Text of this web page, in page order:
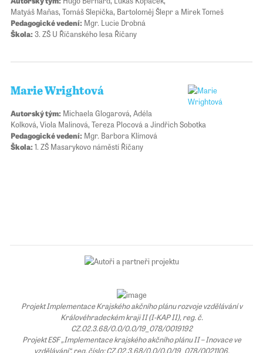
Matyáš Maňas, Tomáš Slepička, Bartoloměj Šlepr a Mirek Tomeš
Pedagogické vedení: Mgr. Lucie Drobná
Škola:3. ZŠ U Říčanského lesa Říčany
Marie Wrightová
Autorský tým: Michaela Glogarová, Adéla
Kolková, Viola Malinová, Tereza Plocová a Jindřich Sobotka
Pedagogické vedení: Mgr. Barbora Klímová
Škola:1. ZŠ Masarykovo náměstí Říčany
Projekt Implementace Krajského akčního plánu rozvoje vzdělávání v
Královéhradeckém kraji II (I-KAP II), reg. č.
CZ.02.3.68/0.0/0.0/19_078/0019192
Projekt ESF „Implementace krajského akčního plánu II – Inovace ve
vzdělávání“, reg. číslo: CZ.02.3.68/0.0/0.0/19_078/0021106.